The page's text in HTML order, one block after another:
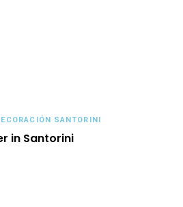
SANTORINI
in Santorini